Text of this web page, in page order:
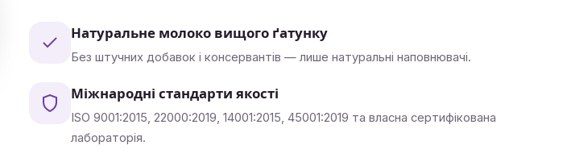
Натуральне молоко вищого ґатунку
Без штучних добавок і консервантів — лише натуральні наповнювачі.
Міжнародні стандарти якості
ISO 9001:2015, 22000:2019, 14001:2015, 45001:2019 та власна сертифікована
лабораторія.